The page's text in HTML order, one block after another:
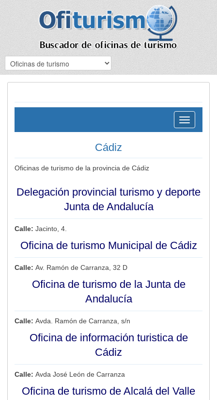
Toggle
navigation
Cádiz
Oficinas de turismo de la provincia de Cádiz
Delegación provincial turismo y deporte
Junta de Andalucía
Calle: Jacinto, 4.
Oficina de turismo Municipal de Cádiz
Calle: Av. Ramón de Carranza, 32 D
Oficina de turismo de la Junta de
Andalucía
Calle: Avda. Ramón de Carranza, s/n
Oficina de información turistica de
Cádiz
Calle: Avda José León de Carranza
Oficina de turismo de Alcalá del Valle